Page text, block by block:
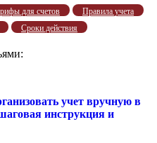
для счетов
Правила учета
Сроки действия
учет вручную в
инструкция и